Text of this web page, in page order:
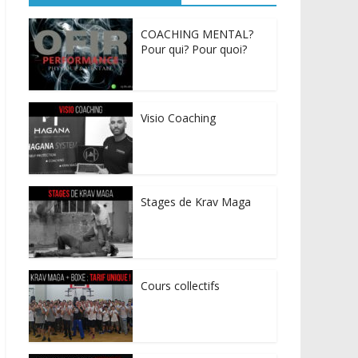
COACHING MENTAL?
Pour qui? Pour quoi?
Visio Coaching
Stages de Krav Maga
Cours collectifs